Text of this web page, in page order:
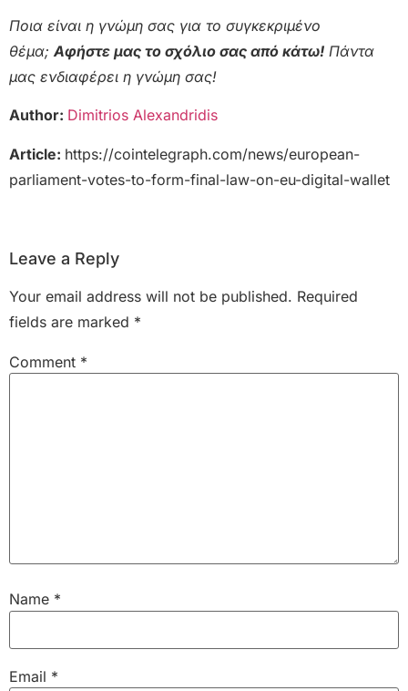
Ποια είναι η γνώμη σας για το συγκεκριμένο
θέμα; Αφήστε μας το σχόλιο σας από κάτω! Πάντα
μας ενδιαφέρει η γνώμη σας!
Author: Dimitrios Alexandridis
Article: https://cointelegraph.com/news/european-
parliament-votes-to-form-final-law-on-eu-digital-wallet
Leave a Reply
Your email address will not be published. Required
fields are marked *
Comment *
Name *
Email *